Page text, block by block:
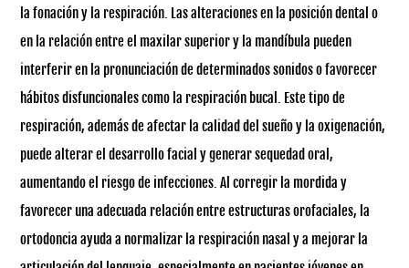
la fonación y la respiración. Las alteraciones en la posición dental o
en la relación entre el maxilar superior y la mandíbula pueden
interferir en la pronunciación de determinados sonidos o favorecer
hábitos disfuncionales como la respiración bucal. Este tipo de
respiración, además de afectar la calidad del sueño y la oxigenación,
puede alterar el desarrollo facial y generar sequedad oral,
aumentando el riesgo de infecciones. Al corregir la mordida y
favorecer una adecuada relación entre estructuras orofaciales, la
ortodoncia ayuda a normalizar la respiración nasal y a mejorar la